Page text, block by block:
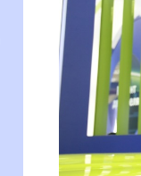
— С
а
—
Швец
новых,
Во
Бочарова